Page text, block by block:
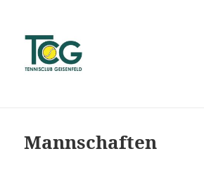
Mannschaften